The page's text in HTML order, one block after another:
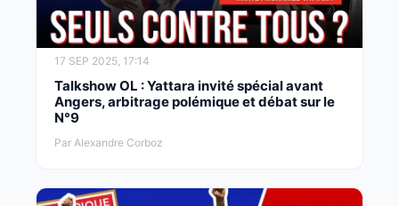
17 SEP 2025, 17:14
Talkshow OL : Yattara invité spécial avant
Angers, arbitrage polémique et débat sur le
N°9
Par Alexandre Corboz